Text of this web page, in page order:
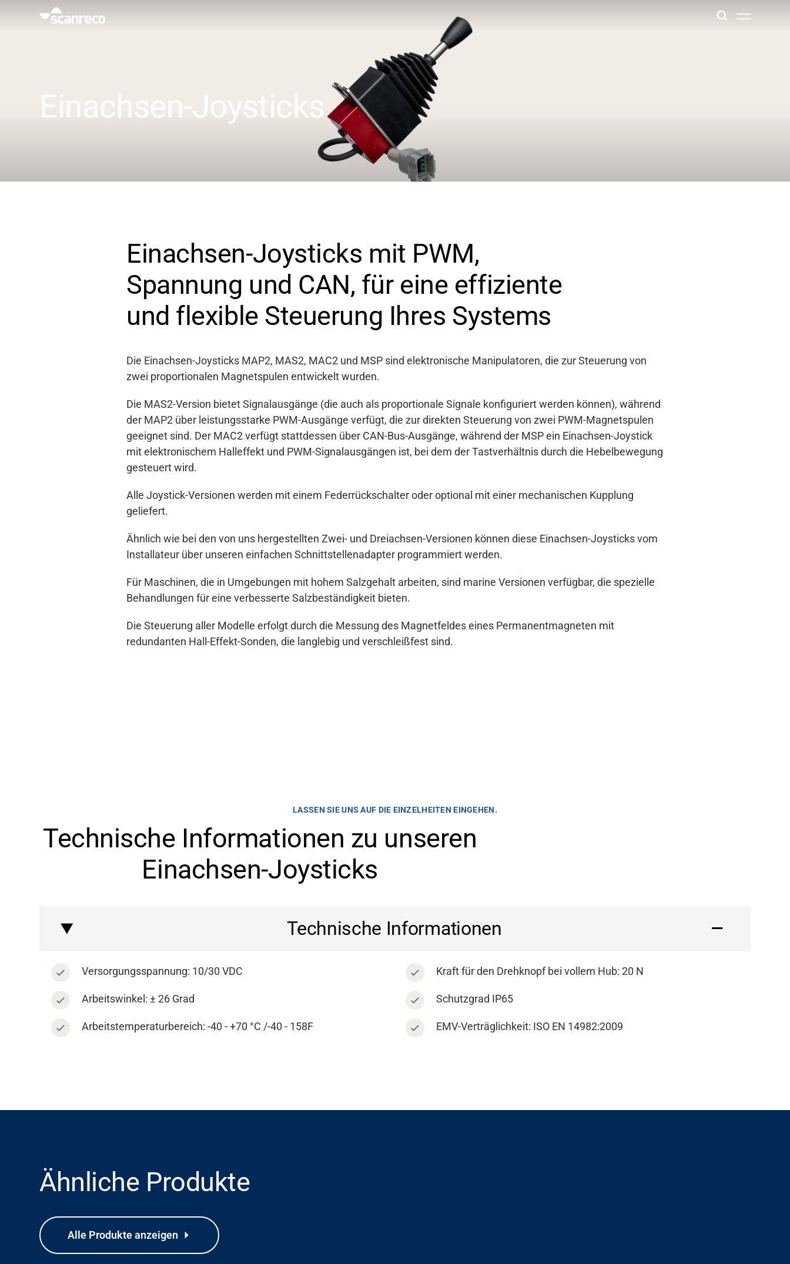
Karriere
Einachsen-Joysticks
Einachsen-Joysticks mit PWM,
Spannung und CAN, für eine effiziente
und flexible Steuerung Ihres Systems
Die Einachsen-Joysticks MAP2, MAS2, MAC2 und MSP sind elektronische Manipulatoren, die zur Steuerung von
zwei proportionalen Magnetspulen entwickelt wurden.
Die MAS2-Version bietet Signalausgänge (die auch als proportionale Signale konfiguriert werden können), während
der MAP2 über leistungsstarke PWM-Ausgänge verfügt, die zur direkten Steuerung von zwei PWM-Magnetspulen
geeignet sind. Der MAC2 verfügt stattdessen über CAN-Bus-Ausgänge, während der MSP ein Einachsen-Joystick
mit elektronischem Halleffekt und PWM-Signalausgängen ist, bei dem der Tastverhältnis durch die Hebelbewegung
gesteuert wird.
Alle Joystick-Versionen werden mit einem Federrückschalter oder optional mit einer mechanischen Kupplung
geliefert.
Ähnlich wie bei den von uns hergestellten Zwei- und Dreiachsen-Versionen können diese Einachsen-Joysticks vom
Installateur über unseren einfachen Schnittstellenadapter programmiert werden.
Für Maschinen, die in Umgebungen mit hohem Salzgehalt arbeiten, sind marine Versionen verfügbar, die spezielle
Behandlungen für eine verbesserte Salzbeständigkeit bieten.
Die Steuerung aller Modelle erfolgt durch die Messung des Magnetfeldes eines Permanentmagneten mit
redundanten Hall-Effekt-Sonden, die langlebig und verschleißfest sind.
LASSEN SIE UNS AUF DIE EINZELHEITEN EINGEHEN.
Technische Informationen zu unseren
Einachsen-Joysticks
Technische Informationen
Versorgungsspannung: 10/30 VDC
Arbeitswinkel: ± 26 Grad
Arbeitstemperaturbereich: -40 - +70 °C /-40 - 158F
Kraft für den Drehknopf bei vollem Hub: 20 N
Schutzgrad IP65
EMV-Verträglichkeit: ISO EN 14982:2009
Ähnliche Produkte
Alle Produkte anzeigen